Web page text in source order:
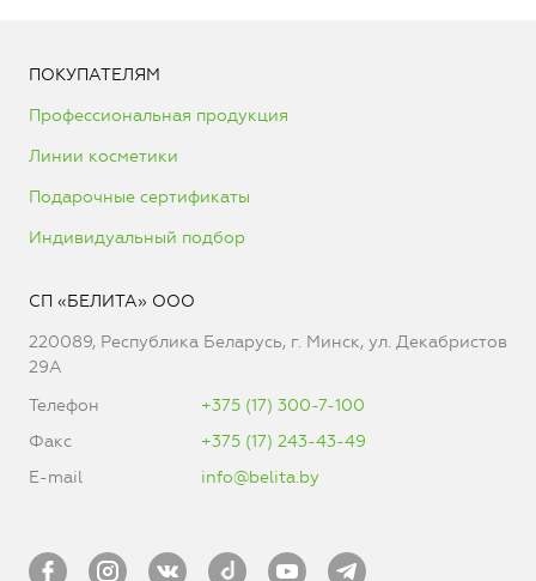
ПОКУПАТЕЛЯМ
Профессиональная продукция
Линии косметики
Подарочные сертификаты
Индивидуальный подбор
СП «БЕЛИТА» ООО
220089, Республика Беларусь, г. Минск, ул. Декабристов
29А
Телефон
+375 (17) 300-7-100
Факс
+375 (17) 243-43-49
E-mail
info@belita.by